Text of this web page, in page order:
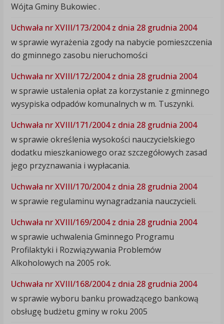
Wójta Gminy Bukowiec .
Uchwała nr XVIII/173/2004 z dnia 28 grudnia 2004
w sprawie wyrażenia zgody na nabycie pomieszczenia
do gminnego zasobu nieruchomości
Uchwała nr XVIII/172/2004 z dnia 28 grudnia 2004
w sprawie ustalenia opłat za korzystanie z gminnego
wysypiska odpadów komunalnych w m. Tuszynki.
Uchwała nr XVIII/171/2004 z dnia 28 grudnia 2004
w sprawie określenia wysokości nauczycielskiego
dodatku mieszkaniowego oraz szczegółowych zasad
jego przyznawania i wypłacania.
Uchwała nr XVIII/170/2004 z dnia 28 grudnia 2004
w sprawie regulaminu wynagradzania nauczycieli.
Uchwała nr XVIII/169/2004 z dnia 28 grudnia 2004
w sprawie uchwalenia Gminnego Programu
Profilaktyki i Rozwiązywania Problemów
Alkoholowych na 2005 rok.
Uchwała nr XVIII/168/2004 z dnia 28 grudnia 2004
w sprawie wyboru banku prowadzącego bankową
obsługę budżetu gminy w roku 2005